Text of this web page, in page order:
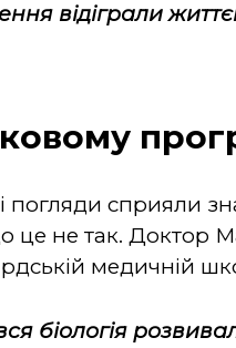
відіграли
погляди сприяли
це не так. Доктор
медичній
біологія